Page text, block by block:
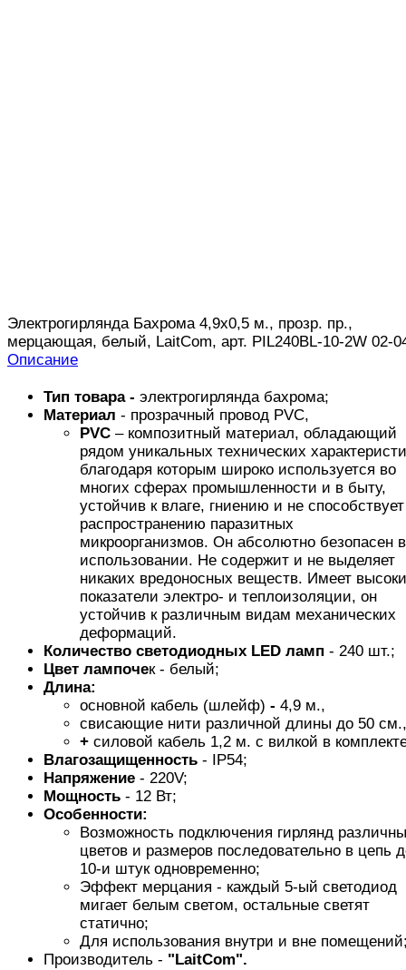
Электрогирлянда Бахрома 4,9х0,5 м., прозр. пр.,
мерцающая, белый, LaitCom, арт. PIL240BL-10-2W 02-
Описание
Тип товара - электрогирлянда бахрома;
Материал - прозрачный провод PVC,
PVC – композитный материал, обладающий
рядом уникальных технических
благодаря которым широко используется во
многих сферах промышленности и в быту,
устойчив к влаге, гниению и не способствует
распространению паразитных
микроорганизмов. Он абсолютно безопасен в
использовании. Не содержит и не выделяет
никаких вредоносных веществ. Имеет
показатели электро- и теплоизоляции, он
устойчив к различным видам механических
деформаций.
Количество светодиодных LED ламп - 240 шт.;
Цвет лампочек - белый;
Длина:
основной кабель (шлейф) - 4,9 м.,
свисающие нити различной длины до 50 см.,
+ силовой кабель 1,2 м. с вилкой в
Влагозащищенность - IP54;
Напряжение - 220V;
Мощность - 12 Вт;
Особенности:
Возможность подключения гирлянд
цветов и размеров последовательно в цепь
10-и штук одновременно;
Эффект мерцания - каждый 5-ый светодиод
мигает белым светом, остальные светят
статично;
Для использования внутри и вне
Производитель - "LaitCom".